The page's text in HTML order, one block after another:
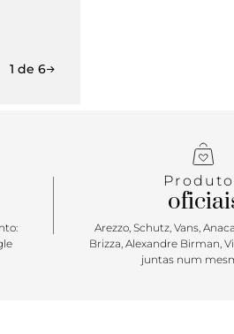
1 de 6
Arezzo, Schutz, Vans,
Brizza, Alexandre Birman,
juntas num